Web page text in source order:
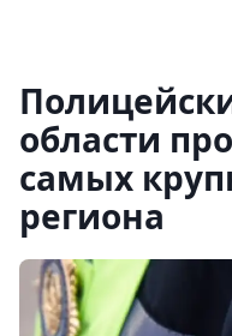
области
самых
региона